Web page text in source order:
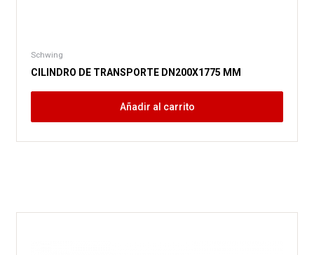
Schwing
CILINDRO DE TRANSPORTE DN200X1775 MM
Añadir al carrito